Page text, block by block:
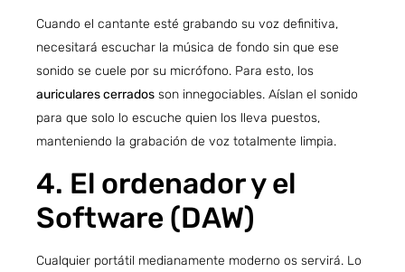
Cuando el cantante esté grabando su voz definitiva,
necesitará escuchar la música de fondo sin que ese
sonido se cuele por su micrófono. Para esto, los
auriculares cerrados son innegociables. Aíslan el sonido
para que solo lo escuche quien los lleva puestos,
manteniendo la grabación de voz totalmente limpia.
4. El ordenador y el
Software (DAW)
Cualquier portátil medianamente moderno os servirá. Lo